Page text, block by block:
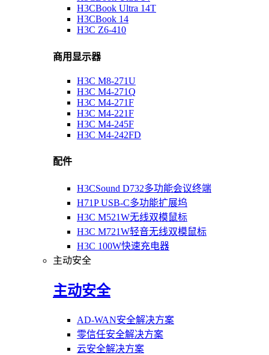
H3CBook Ultra 14T
H3CBook 14
H3C Z6-410
商用显示器
H3C M8-271U
H3C M4-271Q
H3C M4-271F
H3C M4-221F
H3C M4-245F
H3C M4-242FD
配件
H3CSound D732多功能会议终端
H71P USB-C多功能扩展坞
H3C M521W无线双模鼠标
H3C M721W轻音无线双模鼠标
H3C 100W快速充电器
主动安全
主动安全
AD-WAN安全解决方案
零信任安全解决方案
云安全解决方案